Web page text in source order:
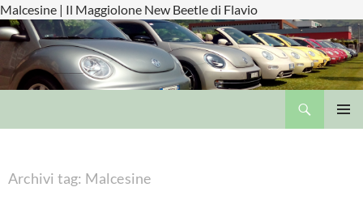
Malcesine | Il Maggiolone New Beetle di Flavio
Archivi tag: Malcesine